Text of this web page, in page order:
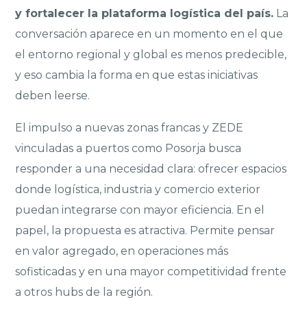
y fortalecer la plataforma logística del país. La
conversación aparece en un momento en el que
el entorno regional y global es menos predecible,
y eso cambia la forma en que estas iniciativas
deben leerse.
El impulso a nuevas zonas francas y ZEDE
vinculadas a puertos como Posorja busca
responder a una necesidad clara: ofrecer espacios
donde logística, industria y comercio exterior
puedan integrarse con mayor eficiencia. En el
papel, la propuesta es atractiva. Permite pensar
en valor agregado, en operaciones más
sofisticadas y en una mayor competitividad frente
a otros hubs de la región.